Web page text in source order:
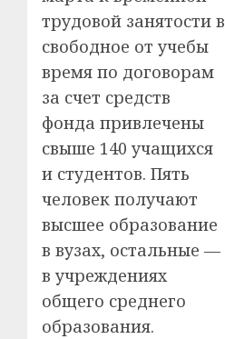
трудовой занятости в
свободное от учебы
время по договорам
за счет средств
фонда привлечены
свыше 140 учащихся
и студентов. Пять
человек получают
высшее образование
в вузах, остальные —
в учреждениях
общего среднего
образования.